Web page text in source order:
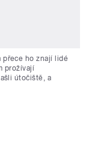
přece ho znají lidé
prožívají
útočiště, a